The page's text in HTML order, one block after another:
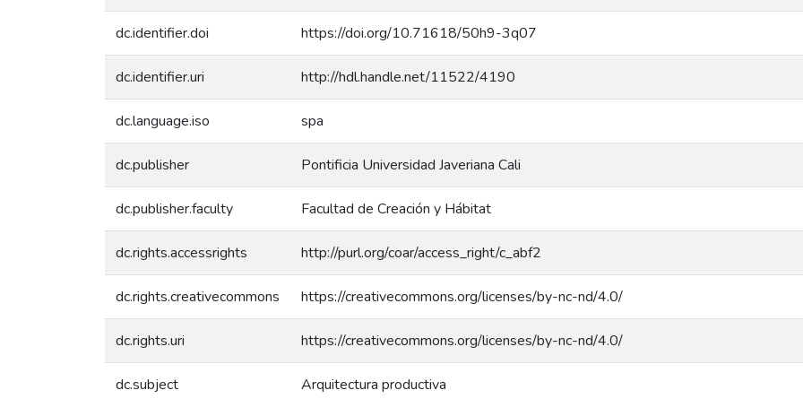
dc.identifier.doi https://doi.org/10.71618/50h9-3q07
dc.identifier.uri http://hdl.handle.net/11522/4190
dc.language.iso spa
dc.publisher Pontificia Universidad Javeriana Cali
dc.publisher.faculty Facultad de Creación y Hábitat
dc.rights.accessrights http://purl.org/coar/access_right/c_abf2
dc.rights.creativecommons https://creativecommons.org/licenses/by-nc-nd/4.0/
dc.rights.uri https://creativecommons.org/licenses/by-nc-nd/4.0/
dc.subject Arquitectura productiva